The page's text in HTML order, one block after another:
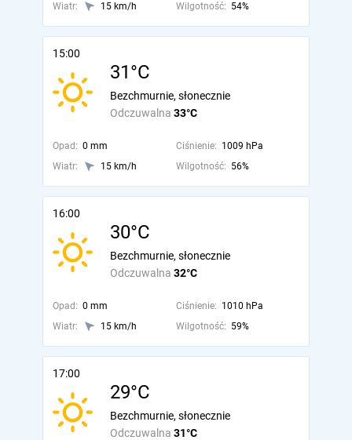
Wiatr:
15 km/h Wilgotność: 54%
15:00
31°C
Odczuwalna 33°C
Bezchmurnie, słonecznie
Opad: 0 mm Ciśnienie: 1009 hPa
Wiatr:
15 km/h Wilgotność: 56%
16:00
30°C
Odczuwalna 32°C
Bezchmurnie, słonecznie
Opad: 0 mm Ciśnienie: 1010 hPa
Wiatr:
15 km/h Wilgotność: 59%
17:00
29°C
Odczuwalna 31°C
Bezchmurnie, słonecznie